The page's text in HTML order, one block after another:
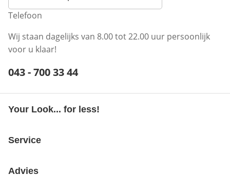
Telefoon
Wij staan dagelijks van 8.00 tot 22.00 uur persoonlijk
voor u klaar!
Telefoonnummer:
043 - 700 33 44
Your Look... for less!
Service
Advies